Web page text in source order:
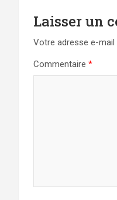
Laisser un
Votre adresse e-mail
Commentaire *